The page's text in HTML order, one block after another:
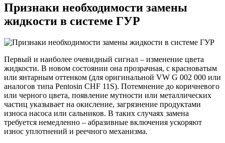
Признаки необходимости замены
жидкости в системе ГУР
Первый и наиболее очевидный сигнал – изменение цвета
жидкости. В новом состоянии она прозрачная, с красноватым
или янтарным оттенком (для оригинальной VW G 002 000 или
аналогов типа Pentosin CHF 11S). Потемнение до коричневого
или черного цвета, появление мутности или металлических
частиц указывает на окисление, загрязнение продуктами
износа насоса или сальников. В таких случаях замена
требуется немедленно – абразивные включения ускоряют
износ уплотнений и реечного механизма.